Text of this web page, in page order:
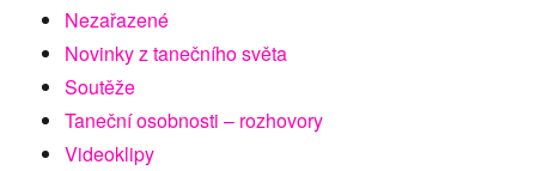
Nezařazené
Novinky z tanečního světa
Soutěže
Taneční osobnosti – rozhovory
Videoklipy